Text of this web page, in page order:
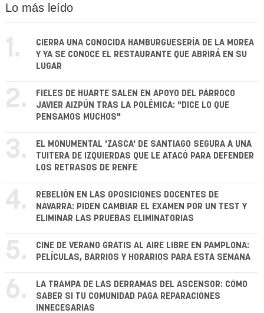
Lo más leído
1.
CIERRA UNA CONOCIDA HAMBURGUESERÍA DE LA MOREA
Y YA SE CONOCE EL RESTAURANTE QUE ABRIRÁ EN SU
LUGAR
2.
FIELES DE HUARTE SALEN EN APOYO DEL PÁRROCO
JAVIER AIZPÚN TRAS LA POLÉMICA: "DICE LO QUE
PENSAMOS MUCHOS"
3.
EL MONUMENTAL 'ZASCA' DE SANTIAGO SEGURA A UNA
TUITERA DE IZQUIERDAS QUE LE ATACÓ PARA DEFENDER
LOS RETRASOS DE RENFE
4.
REBELIÓN EN LAS OPOSICIONES DOCENTES DE
NAVARRA: PIDEN CAMBIAR EL EXAMEN POR UN TEST Y
ELIMINAR LAS PRUEBAS ELIMINATORIAS
5.
CINE DE VERANO GRATIS AL AIRE LIBRE EN PAMPLONA:
PELÍCULAS, BARRIOS Y HORARIOS PARA ESTA SEMANA
6.
LA TRAMPA DE LAS DERRAMAS DEL ASCENSOR: CÓMO
SABER SI TU COMUNIDAD PAGA REPARACIONES
INNECESARIAS